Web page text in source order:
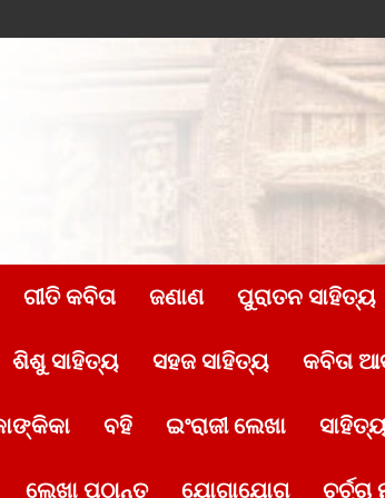
ଗୀତି କବିତା ଜଣାଣ ପୁରାତନ ସାହିତ୍ୟ
ଶିଶୁ ସାହିତ୍ୟ ସହଜ ସାହିତ୍ୟ କବିତା
ବହି ଇଂରାଜୀ ଲେଖା
ଲେଖା ପଠାନ୍ତୁ ଯୋଗାଯୋଗ